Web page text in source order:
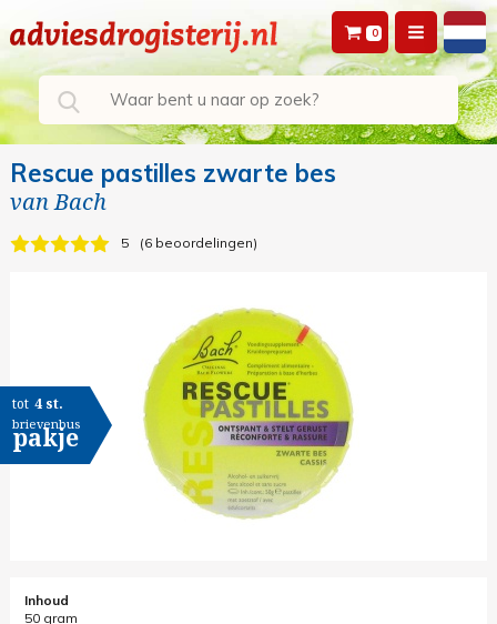
0
Rescue pastilles zwarte bes
vanBach
5 6 beoordelingen
tot 4 st.
brievenbus
pakje
Inhoud
50 gram